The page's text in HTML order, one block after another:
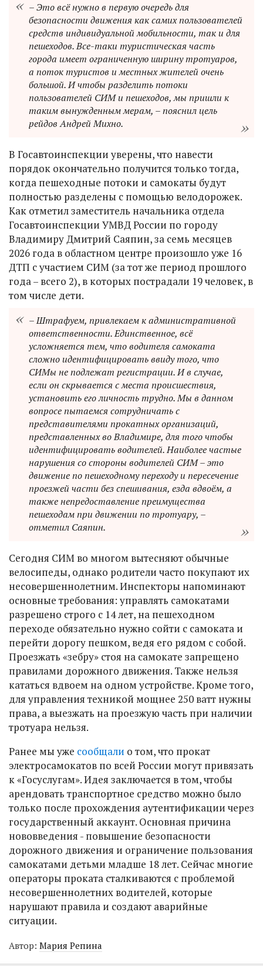
– Это всё нужно в первую очередь для
безопасности движения как самих пользователей
средств индивидуальной мобильности, так и для
пешеходов. Все-таки туристическая часть
города имеет ограниченную ширину тротуаров,
а поток туристов и местных жителей очень
большой. И чтобы разделить потоки
пользователей СИМ и пешеходов, мы пришли к
таким вынужденным мерам, – пояснил цель
рейдов Андрей Михно.
В Госавтоинспекции уверены, что навести
порядок окончательно получится только тогда,
когда пешеходные потоки и самокаты будут
полностью разделены с помощью велодорожек.
Как отметил заместитель начальника отдела
Госавтоинспекции УМВД России по городу
Владимиру Дмитрий Саяпин, за семь месяцев
2026 года в областном центре произошло уже 16
ДТП с участием СИМ (за тот же период прошлого
года – всего 2), в которых пострадали 19 человек, в
том числе дети.
– Штрафуем, привлекаем к административной
ответственности. Единственное, всё
усложняется тем, что водителя самоката
сложно идентифицировать ввиду того, что
СИМы не подлежат регистрации. И в случае,
если он скрывается с места происшествия,
установить его личность трудно. Мы в данном
вопросе пытаемся сотрудничать с
представителями прокатных организаций,
представленных во Владимире, для того чтобы
идентифицировать водителей. Наиболее частые
нарушения со стороны водителей СИМ – это
движение по пешеходному переходу и пересечение
проезжей части без спешивания, езда вдвоём, а
также непредоставление преимущества
пешеходам при движении по тротуару, –
отметил Саяпин.
Сегодня СИМ во многом вытесняют обычные
велосипеды, однако родители часто покупают их
несовершеннолетним. Инспекторы напоминают
основные требования: управлять самокатами
разрешено строго с 14 лет, на пешеходном
переходе обязательно нужно сойти с самоката и
перейти дорогу пешком, ведя его рядом с собой.
Проезжать «зебру» стоя на самокате запрещено
правилами дорожного движения. Также нельзя
кататься вдвоем на одном устройстве. Кроме того,
для управления техникой мощнее 250 ватт нужны
права, а выезжать на проезжую часть при наличии
тротуара нельзя.
Ранее мы уже сообщали о том, что прокат
электросамокатов по всей России могут привязать
к «Госуслугам». Идея заключается в том, чтобы
арендовать транспортное средство можно было
только после прохождения аутентификации через
государственный аккаунт. Основная причина
нововведения - повышение безопасности
дорожного движения и ограничение пользования
самокатами детьми младше 18 лет. Сейчас многие
операторы проката сталкиваются с проблемой
несовершеннолетних водителей, которые
нарушают правила и создают аварийные
ситуации.
Автор: Мария Репина